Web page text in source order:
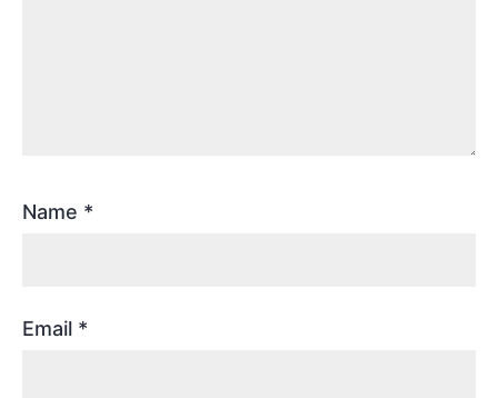
Name *
Email *